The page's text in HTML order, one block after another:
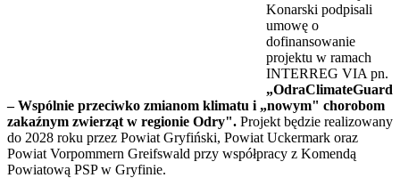
Konarski podpisali
umowę o
dofinansowanie
projektu w ramach
INTERREG VIA pn.
„OdraClimateGuard
– Wspólnie przeciwko zmianom klimatu i „nowym" chorobom
zakaźnym zwierząt w regionie Odry". Projekt będzie realizowany
do 2028 roku przez Powiat Gryfiński, Powiat Uckermark oraz
Powiat Vorpommern Greifswald przy współpracy z Komendą
Powiatową PSP w Gryfinie.